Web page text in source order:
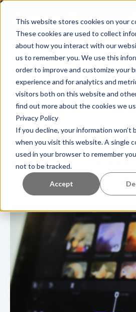
This website stores cookies on your
These cookies are used to collect
about how you interact with our
us to remember you. We use this
order to improve and customize your
experience and for analytics and
visitors both on this website and
find out more about the cookies we
Privacy Policy
If you decline, your information won’t
when you visit this website. A single
used in your browser to remember
not to be tracked.
Accept
FANNY
KUHN
5 DE
10 cosas que
vídeo de
incluir (con